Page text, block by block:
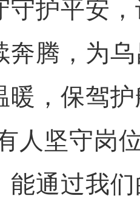
守护平安，
奔腾，为
暖，保驾
坚守岗位
能通过我